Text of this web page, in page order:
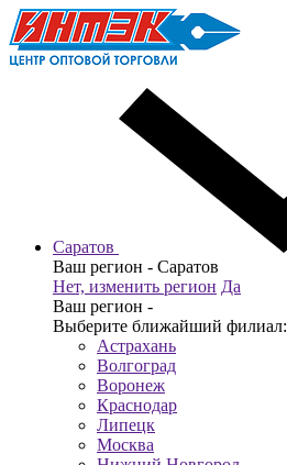
Саратов
Ваш регион - Саратов
Нет, изменить регион Да
Ваш регион -
Выберите ближайший филиал:
Астрахань
Волгоград
Воронеж
Краснодар
Липецк
Москва